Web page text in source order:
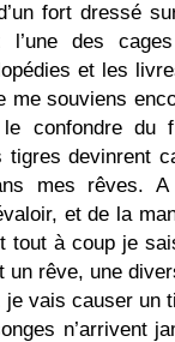
fort dressé
l’une des
et les
me souviens
confondre du
tigres devinrent
mes rêves.
et de la
tout à coup je
rêve, une
je vais causer un
n’arrivent